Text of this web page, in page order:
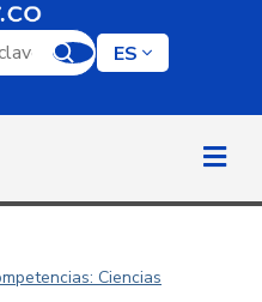
palabra clave
ES
Ciencias